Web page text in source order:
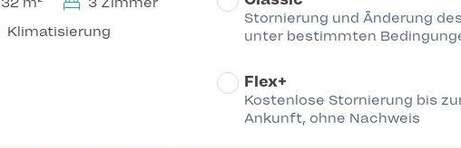
Klimatisierung
Stornierung und Änderung
unter bestimmten
Flex+
Kostenlose Stornierung bis
Ankunft, ohne Nachweis